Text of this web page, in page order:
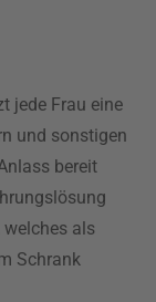
jede Frau eine
und sonstigen
bereit
welches als
Schrank